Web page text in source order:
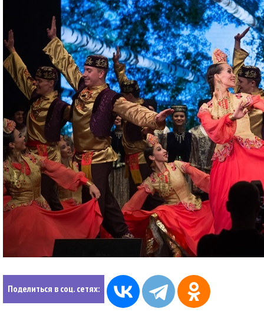
Поделиться в соц. сетях: